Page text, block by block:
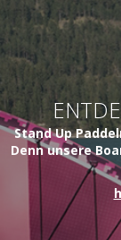
Stand Up
Denn unsere